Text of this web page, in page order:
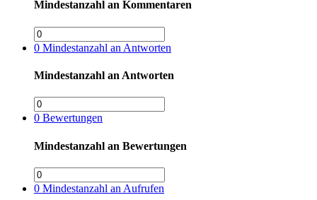
Mindestanzahl an Kommentaren
0 Mindestanzahl an Antworten
Mindestanzahl an Antworten
0 Bewertungen
Mindestanzahl an Bewertungen
0 Mindestanzahl an Aufrufen